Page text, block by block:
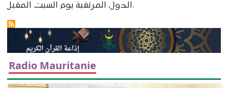
الدول، المرتقبة يوم السبت المقبل.
Radio Mauritanie